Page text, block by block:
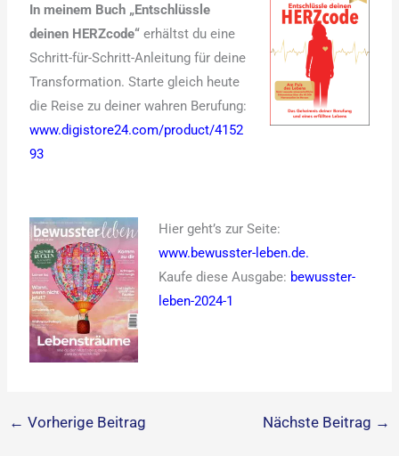
In meinem Buch „Entschlüssle
deinen HERZcode“ erhältst du eine
Schritt-für-Schritt-Anleitung für deine
Transformation. Starte gleich heute
die Reise zu deiner wahren Berufung:
www.digistore24.com/product/4152
93
Hier geht’s zur Seite:
www.bewusster-leben.de.
Kaufe diese Ausgabe: bewusster-
leben-2024-1
← Vorherige Beitrag Nächste Beitrag →